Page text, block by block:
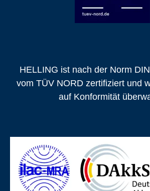
HELLING ist nach der Norm
vom TÜV NORD zertifiziert und
auf Konformität